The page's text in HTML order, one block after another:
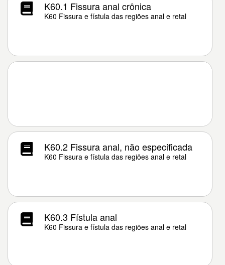
K60.1 Fissura anal crônica
K60 Fissura e fístula das regiões anal e retal
K60.2 Fissura anal, não especificada
K60 Fissura e fístula das regiões anal e retal
K60.3 Fístula anal
K60 Fissura e fístula das regiões anal e retal